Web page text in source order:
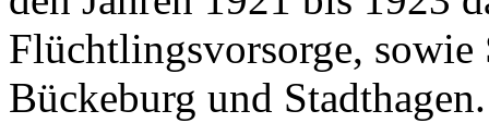
Flüchtlingsvorsorge, sowie
Bückeburg und Stadthagen.